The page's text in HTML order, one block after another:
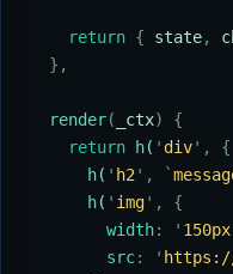
    return
{ state,
  },
  render
( _ctx)
{
    return
h( ' div' , {
      h
( ' h2 ' , `
      h
( ' img' ,
{
        width
: ' 150px
        src
: ' https://